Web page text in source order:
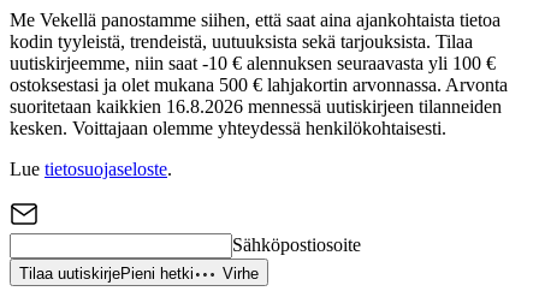
Me Vekellä panostamme siihen, että saat aina ajankohtaista tietoa
kodin tyyleistä, trendeistä, uutuuksista sekä tarjouksista. Tilaa
uutiskirjeemme, niin saat -10 € alennuksen seuraavasta yli 100 €
ostoksestasi ja olet mukana 500 € lahjakortin arvonnassa. Arvonta
suoritetaan kaikkien 16.8.2026 mennessä uutiskirjeen tilanneiden
kesken. Voittajaan olemme yhteydessä henkilökohtaisesti.
Lue tietosuojaseloste.
Sähköpostiosoite
Tilaa uutiskirjePieni hetki Virhe